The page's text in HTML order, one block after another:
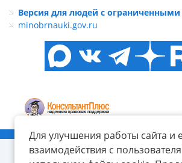
Для улучшения работы сайта и
взаимодействия с
Версия для людей с
minobrnauki.gov.ru
© ФГБОУ ВО «КнАГУ», 2014-2026